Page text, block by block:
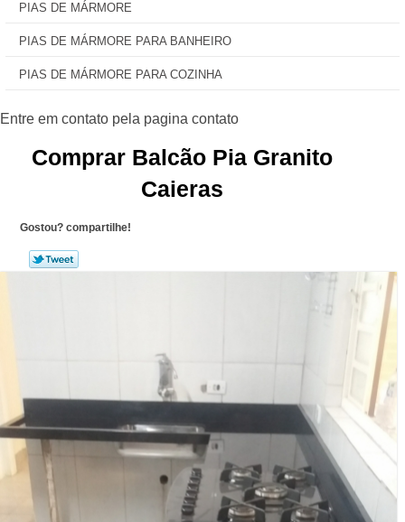
PIAS DE MÁRMORE
PIAS DE MÁRMORE PARA BANHEIRO
PIAS DE MÁRMORE PARA COZINHA
Comprar Balcão Pia Granito
Caieras
Gostou? compartilhe!